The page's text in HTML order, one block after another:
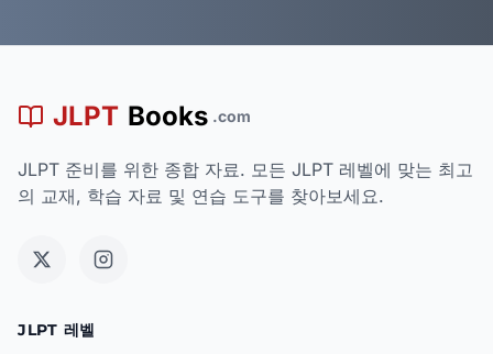
JLPT Books .com
JLPT 준비를 위한 종합 자료. 모든 JLPT 레벨에 맞는 최고
의 교재, 학습 자료 및 연습 도구를 찾아보세요.
JLPT 레벨